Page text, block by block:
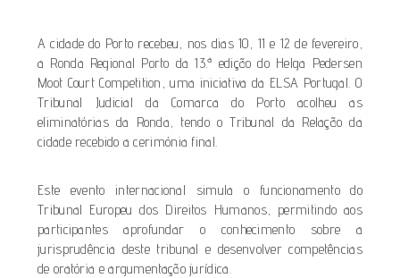
A cidade do Porto recebeu, nos dias 10, 11 e 12 de fevereiro,
a Ronda Regional Porto da 13.ª edição do Helga Pedersen
Moot Court Competition, uma iniciativa da ELSA Portugal. O
Tribunal Judicial da Comarca do Porto acolheu as
eliminatórias da Ronda, tendo o Tribunal da Relação da
cidade recebido a cerimónia final.
Este evento internacional simula o funcionamento do
Tribunal Europeu dos Direitos Humanos, permitindo aos
participantes aprofundar o conhecimento sobre a
jurisprudência deste tribunal e desenvolver competências
de oratória e argumentação jurídica.